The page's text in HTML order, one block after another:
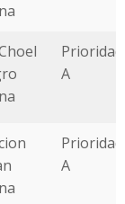
Prioridad
A
Prioridad
A